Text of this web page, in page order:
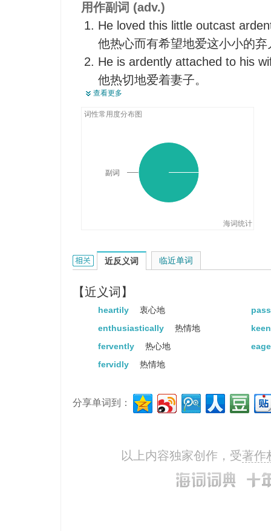
用作副词 (adv.)
He loved this little outcast
他热心而有希望地爱这小小的弃
He is ardently attached to his
他热切地爱着妻子。
He suddenly makes her turn to
and kisses her ardently.
查看更多
词性常用度分布图
海词统计
副词
ardently的相关资料：
近反义词
【近义词】
heartily 衷心地
enthusiastically
热情地
fervently
热心地
fervidly
热情地
临近单词
分享单词到：
以上内容独家创作，受著作